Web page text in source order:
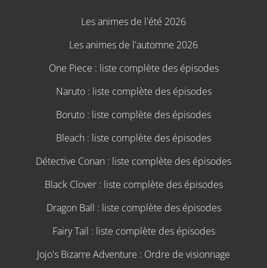
Les animes de l'été 2026
Les animes de l'automne 2026
One Piece : liste complète des épisodes
Naruto : liste complète des épisodes
Boruto : liste complète des épisodes
Bleach : liste complète des épisodes
Détective Conan : liste complète des épisodes
Black Clover : liste complète des épisodes
Dragon Ball : liste complète des épisodes
Fairy Tail : liste complète des épisodes
Jojo's Bizarre Adventure : Ordre de visionnage